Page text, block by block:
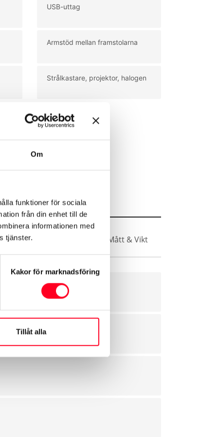
Om
funktioner för sociala
från din enhet till de
informationen med
tjänster.
Kakor för marknadsföring
Tillåt alla
USB-uttag
Armstöd mellan framstolarna
Strålkastare, projektor, halogen
Säkerhet & Trygghet Mått & Vikt